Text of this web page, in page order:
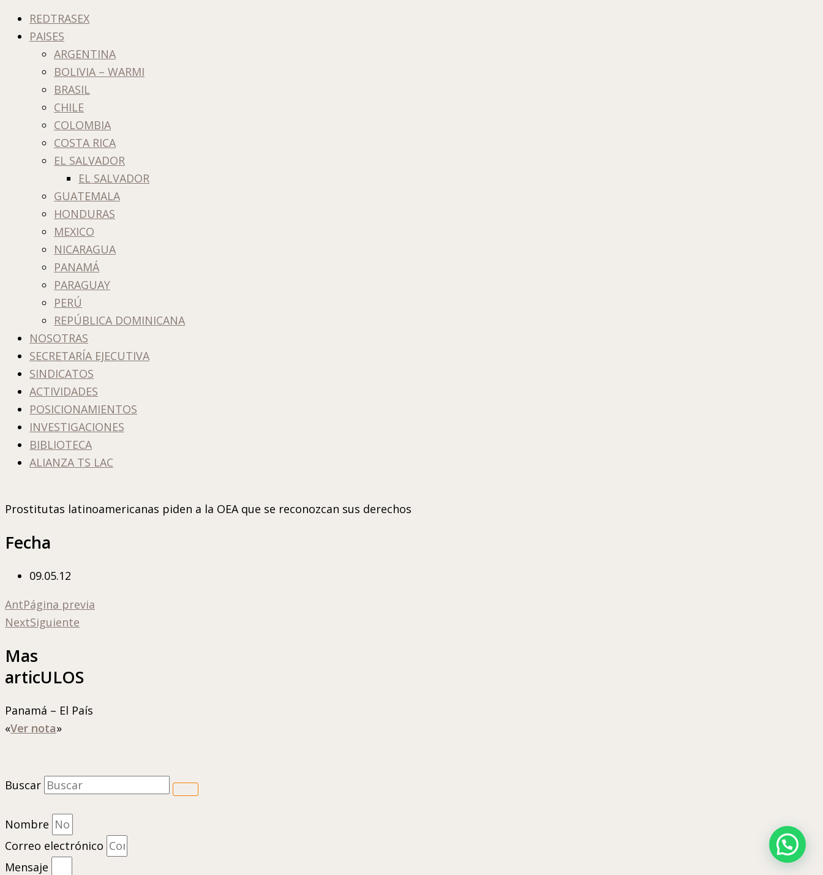
REDTRASEX
PAISES
ARGENTINA
BOLIVIA – WARMI
BRASIL
CHILE
COLOMBIA
COSTA RICA
EL SALVADOR
EL SALVADOR
GUATEMALA
HONDURAS
MEXICO
NICARAGUA
PANAMÁ
PARAGUAY
PERÚ
REPÚBLICA DOMINICANA
NOSOTRAS
SECRETARÍA EJECUTIVA
SINDICATOS
ACTIVIDADES
POSICIONAMIENTOS
INVESTIGACIONES
BIBLIOTECA
ALIANZA TS LAC
Prostitutas latinoamericanas piden a la OEA que se reconozcan sus derechos
Fecha
09.05.12
AntPágina previa
NextSiguiente
Mas
articULOS
Panamá – El País
«Ver nota»
Buscar
Nombre
Correo electrónico
Mensaje